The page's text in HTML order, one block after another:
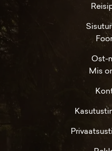
Ost-
Mis